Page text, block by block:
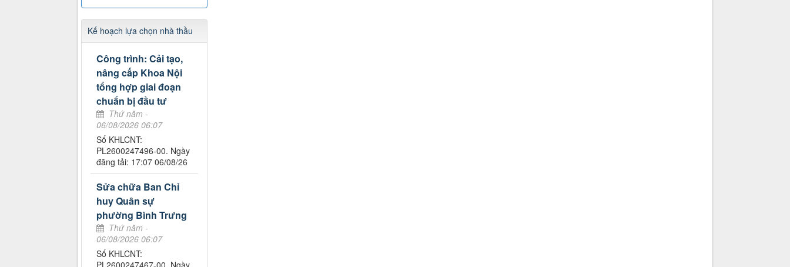
Kế hoạch lựa chọn nhà thầu
Công trình: Cải tạo,
nâng cấp Khoa Nội
tổng hợp giai đoạn
chuẩn bị đầu tư
Thứ năm -
06/08/2026 06:07
Số KHLCNT:
PL2600247496-00. Ngày
đăng tải: 17:07 06/08/26
Sửa chữa Ban Chỉ
huy Quân sự
phường Bình Trưng
Thứ năm -
06/08/2026 06:07
Số KHLCNT: